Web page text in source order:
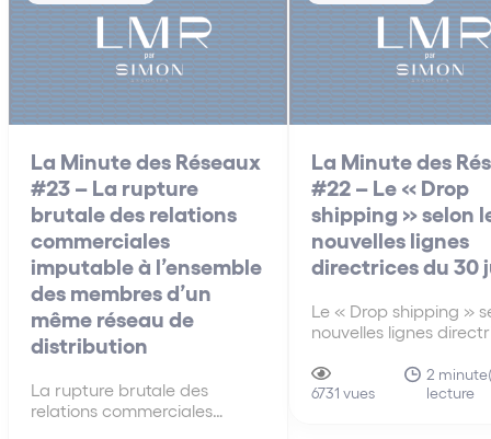
La Minute des Réseaux
#23 – La rupture
brutale des relations
commerciales
imputable à l’ensemble
des membres d’un
même réseau de
distribution
La rupture brutale des
relations commerciales
La Minute des
#22 – Le « Drop
shipping » selon
nouvelles lignes
directrices du 30
Le « Drop shipping »
nouvelles lignes
anciennes lignes
de 2010, les nouvelles
6731 vues
2
lecture